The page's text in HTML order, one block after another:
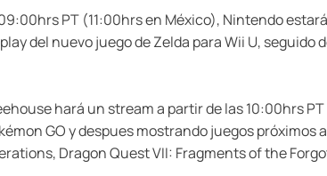
PT (11:00hrs en México), Nintendo
del nuevo juego de Zelda para Wii U, seguido
hará un stream a partir de las 10:00hrs
GO y despues mostrando juegos próximos
Dragon Quest VII: Fragments of the